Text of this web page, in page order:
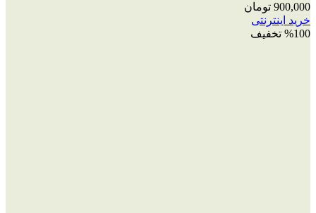
900,000 تومان
خرید اینترنتی
%100 تخفیف